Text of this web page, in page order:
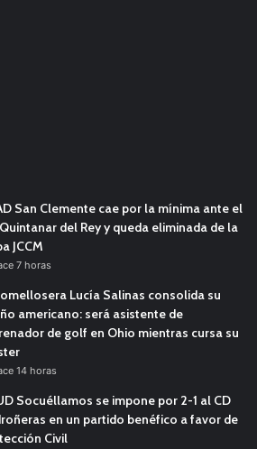
San Clemente cae por la mínima ante el
del Rey y queda eliminada de la
JCCM
7 horas
Lucía Salinas consolida su
americano: será asistente de
de golf en Ohio mientras cursa su
14 horas
Socuéllamos se impone por 2-1 al CD
en un partido benéfico a favor de
Civil